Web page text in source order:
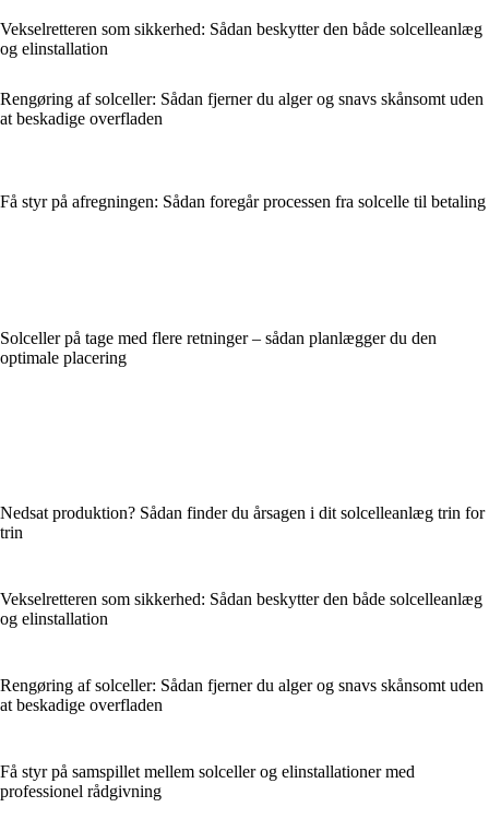
Vekselretteren som sikkerhed: Sådan beskytter den både solcelleanlæg
og elinstallation
Rengøring af solceller: Sådan fjerner du alger og snavs skånsomt uden
at beskadige overfladen
Få styr på afregningen: Sådan foregår processen fra solcelle til betaling
Solceller på tage med flere retninger – sådan planlægger du den
optimale placering
Nedsat produktion? Sådan finder du årsagen i dit solcelleanlæg trin for
trin
Vekselretteren som sikkerhed: Sådan beskytter den både solcelleanlæg
og elinstallation
Rengøring af solceller: Sådan fjerner du alger og snavs skånsomt uden
at beskadige overfladen
Få styr på samspillet mellem solceller og elinstallationer med
professionel rådgivning